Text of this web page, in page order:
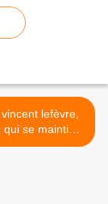
lefèvre,
se maintient
! >